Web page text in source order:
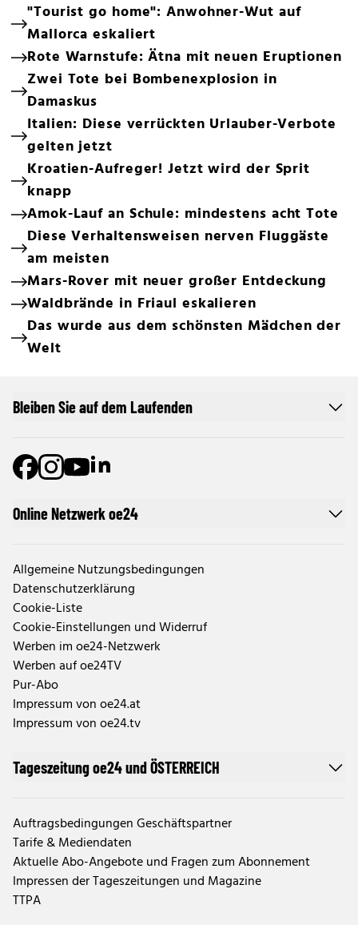
"Tourist go home": Anwohner-Wut auf
Mallorca eskaliert
Rote Warnstufe: Ätna mit neuen Eruptionen
Zwei Tote bei Bombenexplosion in
Damaskus
Italien: Diese verrückten Urlauber-Verbote
gelten jetzt
Kroatien-Aufreger! Jetzt wird der Sprit
knapp
Amok-Lauf an Schule: mindestens acht Tote
Diese Verhaltensweisen nerven Fluggäste
am meisten
Mars-Rover mit neuer großer Entdeckung
Waldbrände in Friaul eskalieren
Das wurde aus dem schönsten Mädchen der
Welt
Online Netzwerk oe24
Allgemeine Nutzungsbedingungen
Datenschutzerklärung
Cookie-Liste
Cookie-Einstellungen und Widerruf
Werben im oe24-Netzwerk
Werben auf oe24TV
Pur-Abo
Impressum von oe24.at
Impressum von oe24.tv
Tageszeitung oe24 und ÖSTERREICH
Auftragsbedingungen Geschäftspartner
Tarife & Mediendaten
Aktuelle Abo-Angebote und Fragen zum Abonnement
Impressen der Tageszeitungen und Magazine
TTPA
Bleiben Sie auf dem Laufenden